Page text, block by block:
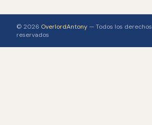
© 2026 OverlordAntony — Todos los derechos
reservados